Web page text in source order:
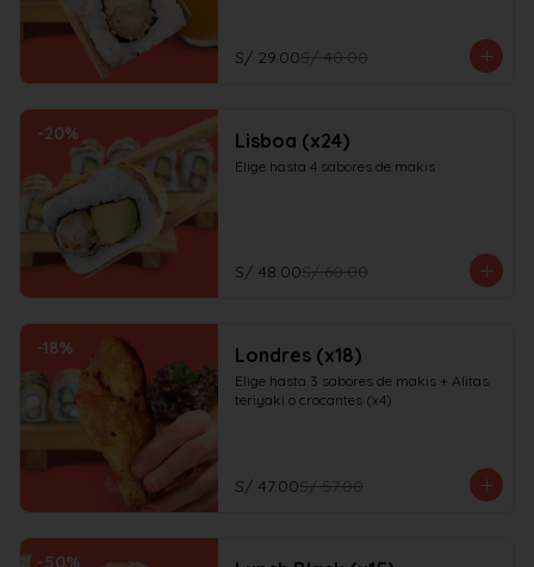
S/ 29.00S/ 40.00
-20% Lisboa (x24)
Elige hasta 4 sabores de makis
S/ 48.00S/ 60.00
-18% Londres (x18)
Elige hasta 3 sabores de makis + Alitas
teriyaki o crocantes (x4)
S/ 47.00S/ 57.00
-50%